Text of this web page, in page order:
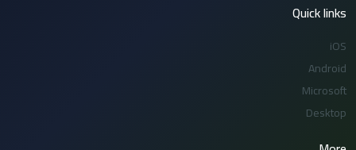
Quick links
iOS
Android
Microsoft
Desktop